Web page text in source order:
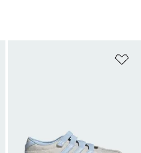
Pridať do zoznamu želaných